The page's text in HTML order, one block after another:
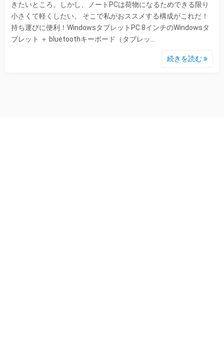
きたいところ。しかし、ノートPCは荷物になるためできる限り
小さくて軽くしたい。 そこで私がおススメする構成がこれだ！
持ち運びに便利！WindowsタブレットPC 8インチのWindowsタ
ブレット ＋ bluetoothキーボード（タブレッ…
続きを読む